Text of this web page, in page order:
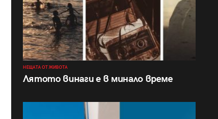
НЕЩАТА ОТ ЖИВОТА
Лятото винаги е в минало време